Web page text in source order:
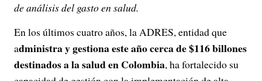
de análisis del gasto en salud.
En los últimos cuatro años, la ADRES, entidad que
administra y gestiona este año cerca de $116 billones
destinados a la salud en Colombia, ha fortalecido su